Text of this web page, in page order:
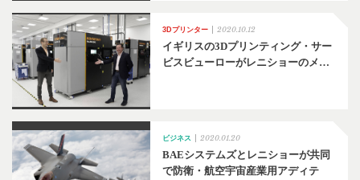
3Dプリンター 2020.10.12
イギリスの3Dプリンティング・サー
ビスビューローがレニショーのメ…
ビジネス 2020.01.20
BAEシステムズとレニショーが共同
で防衛・航空宇宙産業用アディテ